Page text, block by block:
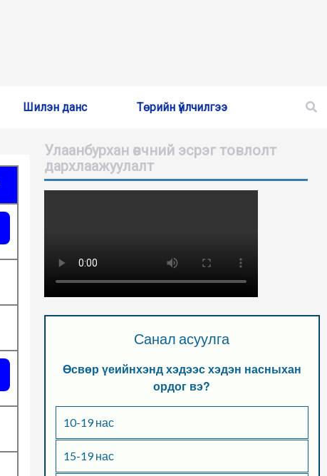
Шилэн данс Төрийн үйлчилгээ
Улаанбурхан өвчний эсрэг товлолт
дархлаажуулалт
Санал асуулга
Өсвөр үеийнхэнд хэдээс хэдэн насныхан
ордог вэ?
10-19 нас
15-19 нас